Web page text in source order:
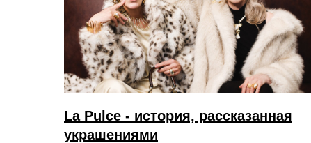
La Pulce - история, рассказанная
украшениями